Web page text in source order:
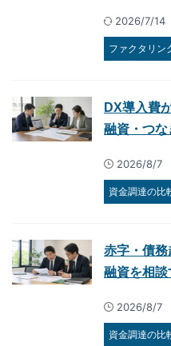
2026/7/14
ファクタリン
DX導入費
融資・つ
2026/8/7
資金調達の比
赤字・債務
融資を相談
2026/8/7
資金調達の比